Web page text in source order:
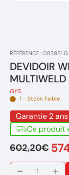
RÉFÉRENCE : 083981.G
DEVIDOIR
GYS
1 - Stock Faible
Garantie 2 ans
Ce produit
602,20€